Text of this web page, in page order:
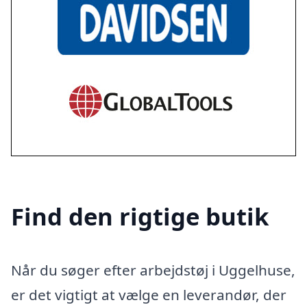
Find den rigtige butik
Når du søger efter arbejdstøj i Uggelhuse,
er det vigtigt at vælge en leverandør, der